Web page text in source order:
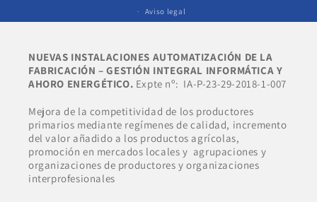
Aviso legal
NUEVAS INSTALACIONES AUTOMATIZACIÓN DE LA
FABRICACIÓN – GESTIÓN INTEGRAL INFORMÁTICA Y
AHORO ENERGÉTICO. Expte nº: IA-P-23-29-2018-1-007
Mejora de la competitividad de los productores
primarios mediante regímenes de calidad, incremento
del valor añadido a los productos agrícolas,
promoción en mercados locales y agrupaciones y
organizaciones de productores y organizaciones
interprofesionales